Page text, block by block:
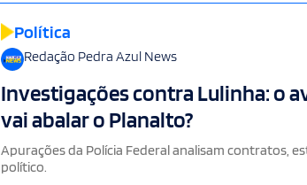
Política
Redação Pedra Azul News
Investigações contra Lulinha: o
vai abalar o Planalto?
Apurações da Polícia Federal analisam contratos,
político.